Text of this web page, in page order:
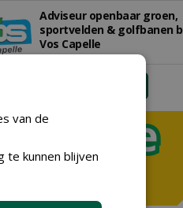
Adviseur openbaar groen,
sportvelden & golfbanen
Vos Capelle
27-07-2026, Sprang-Capelle
van de
te kunnen blijven